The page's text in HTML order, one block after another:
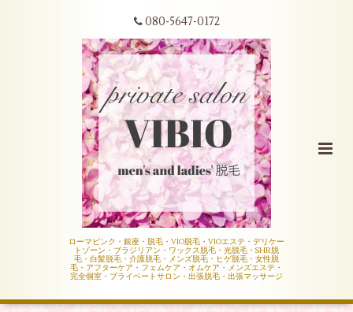
080-5647-0172
ローマピンク・銀座・脱毛・VIO脱毛・VIOエステ・デリケー
トゾーン・ブラジリアン・ワックス脱毛・光脱毛・SHR脱
毛・白髪脱毛・介護脱毛・メンズ脱毛・ヒゲ脱毛・女性脱
毛・アフターケア・フェムケア・オムケア・メンズエステ・
完全個室・プライベートサロン・出張脱毛・出張マッサージ